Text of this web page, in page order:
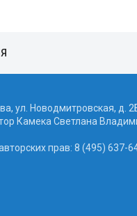
ул. Новодмитровская, д.
Камека Светлана
прав: 8 (495) 637-